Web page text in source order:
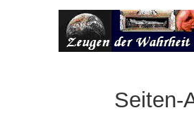
Seiten-